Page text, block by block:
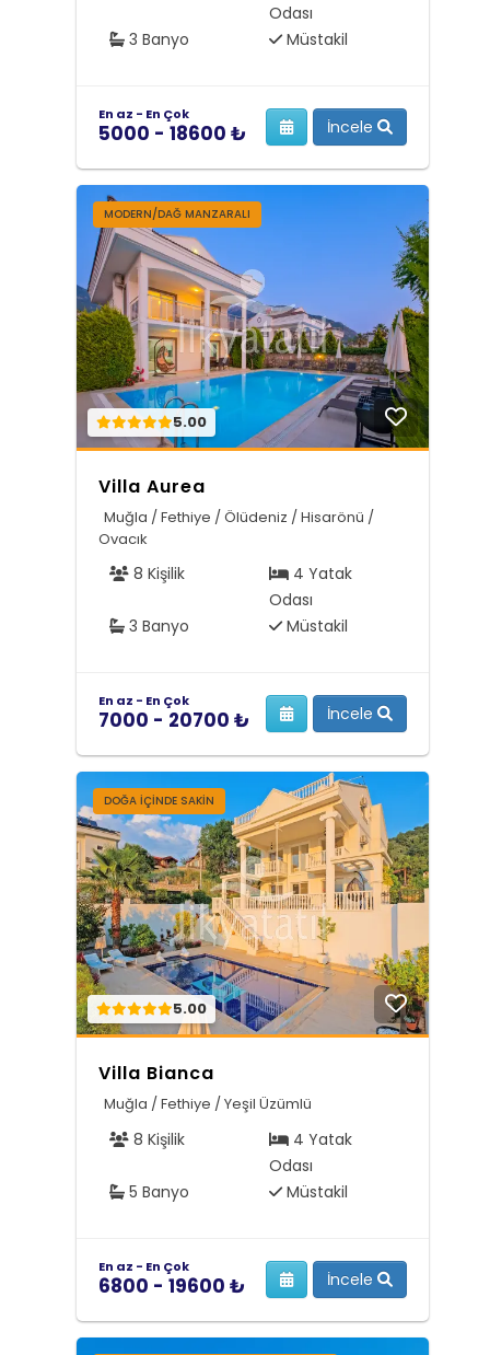
Odası
3 Banyo
Müstakil
En az - En Çok
5000 - 18600 ₺ İncele
MODERN/DAĞ MANZARALI
5.00
Villa Aurea
Muğla / Fethiye / Ölüdeniz / Hisarönü /
Ovacık
8 Kişilik
4 Yatak
Odası
3 Banyo
Müstakil
En az - En Çok
7000 - 20700 ₺ İncele
DOĞA İÇINDE SAKIN
5.00
Villa Bianca
Muğla / Fethiye / Yeşil Üzümlü
8 Kişilik
4 Yatak
Odası
5 Banyo
Müstakil
En az - En Çok
6800 - 19600 ₺ İncele